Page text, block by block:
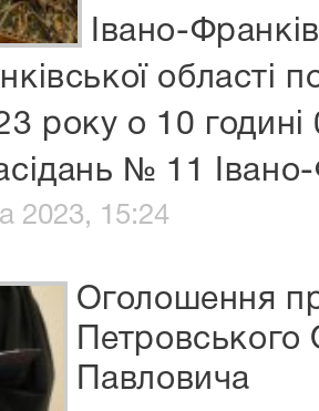
Івано-
області
року о 10 годині
№ 11
2023, 15:24
Оголошення
Павловича